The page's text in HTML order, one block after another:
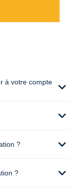
à votre compte
expand_more
expand_more
? expand_more
? expand_more